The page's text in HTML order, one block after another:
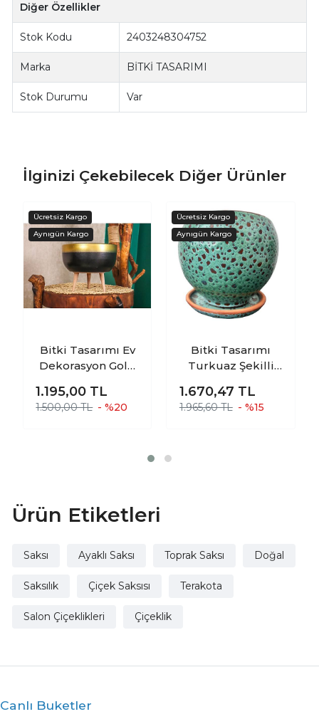
Diğer Özellikler
Stok Kodu 2403248304752
Marka BİTKİ TASARIMI
Stok Durumu Var
İlginizi Çekebilecek Diğer Ürünler
Bitki Tasarımı Ev
Dekorasyon Gold
Aranjmanlık
Sunumluk Bonzai
1.195,00 TL
1.500,00 TL - %20
Bitki Tasarımı
Turkuaz Şekilli
Ve Dış Mekan
Kullanımlı
1.670,47 TL
1.965,60 TL - %15
Ürün Etiketleri
Saksı Ayaklı Saksı Toprak Saksı Doğal
Saksılık Çiçek Saksısı Terakota
Salon Çiçeklikleri Çiçeklik
Canlı Buketler